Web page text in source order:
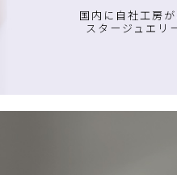
国内に自社工房
スタージュエリ